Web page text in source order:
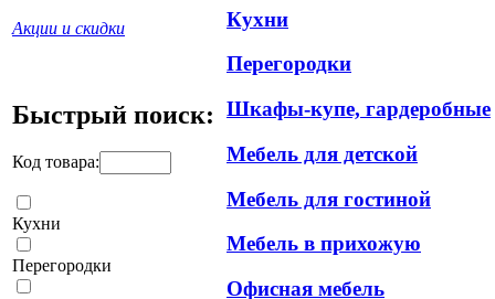
Акции и скидки
Быстрый поиск:
Код товара:
Кухни
Перегородки
Кухни
Перегородки
Шкафы-купе, гардеробные
Мебель для детской
Мебель для гостиной
Мебель в прихожую
Офисная мебель